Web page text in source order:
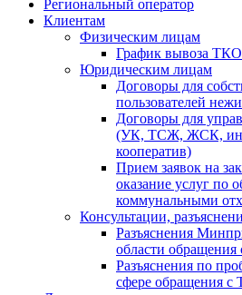
Региональный оператор
Клиентам
Физическим лицам
График вывоза
Юридическим лицам
Договоры для
пользователей
Договоры для
(УК, ТСЖ, ЖСК,
кооператив)
Прием заявок на
оказание услуг по
коммунальными
Консультации,
Разъяснения
области
Разъяснения по
сфере обращения с